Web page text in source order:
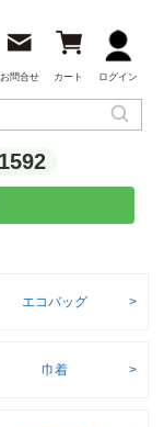
お問合せ カート ログイン
エコバッグ
巾着